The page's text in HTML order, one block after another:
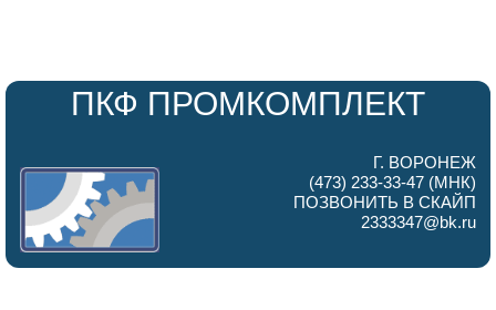
Г. ВОРОНЕЖ
(473) 233-33-47 (МНК)
ПОЗВОНИТЬ В СКАЙП
2333347@bk.ru
ПКФ ПРОМКОМПЛЕКТ